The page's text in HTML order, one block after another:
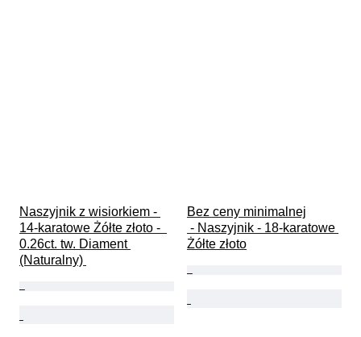
Naszyjnik z wisiorkiem -
14-karatowe Żółte złoto -
0.26ct. tw. Diament
(Naturalny)
Bez ceny minimalnej
Żółte złoto